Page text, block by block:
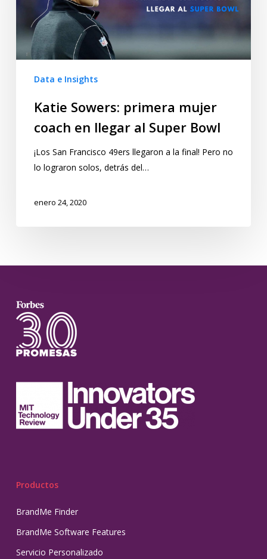
Data e Insights
Katie Sowers: primera mujer
coach en llegar al Super Bowl
¡Los San Francisco 49ers llegaron a la final! Pero no
lo lograron solos, detrás del…
enero 24, 2020
Productos
BrandMe Finder
BrandMe Software Features
Servicio Personalizado